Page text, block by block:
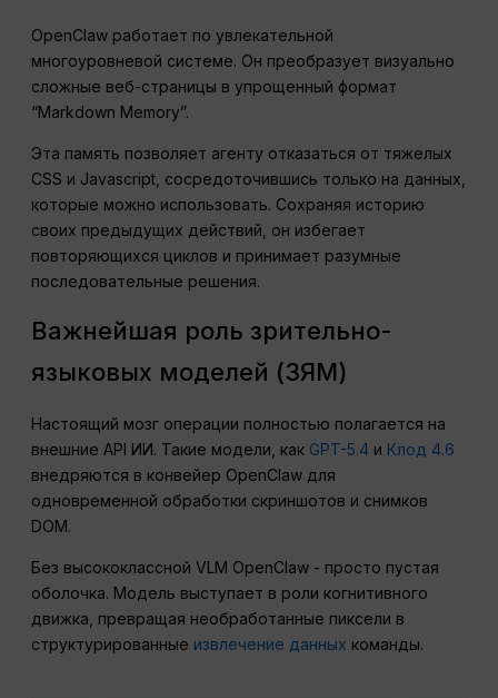
OpenClaw работает по увлекательной
многоуровневой системе. Он преобразует визуально
сложные веб-страницы в упрощенный формат
“Markdown Memory”.
Эта память позволяет агенту отказаться от тяжелых
CSS и Javascript, сосредоточившись только на данных,
которые можно использовать. Сохраняя историю
своих предыдущих действий, он избегает
повторяющихся циклов и принимает разумные
последовательные решения.
Важнейшая роль зрительно-
языковых моделей (ЗЯМ)
Настоящий мозг операции полностью полагается на
внешние API ИИ. Такие модели, как GPT-5.4 и Клод 4.6
внедряются в конвейер OpenClaw для
одновременной обработки скриншотов и снимков
DOM.
Без высококлассной VLM OpenClaw - просто пустая
оболочка. Модель выступает в роли когнитивного
движка, превращая необработанные пиксели в
структурированные извлечение данных команды.